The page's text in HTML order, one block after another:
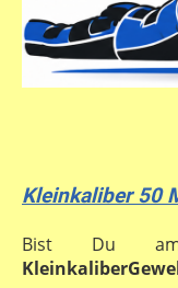
Kleinkaliber 50
Bist Du am